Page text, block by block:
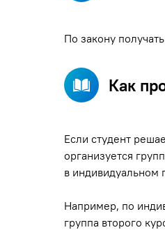
По закону
Как
Если студент
организуется
в индивидуальном
Например, по
группа второго